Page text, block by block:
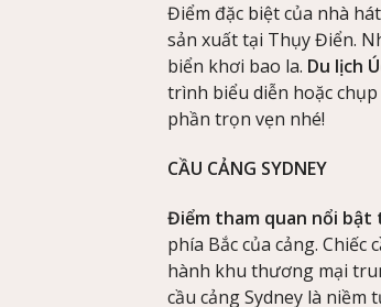
Điểm đặc biệt của nhà
sản xuất tại Thụy Điển.
biển khơi bao la. Du lịch
trình biểu diễn hoặc
phần trọn vẹn nhé!
CẦU CẢNG SYDNEY
Điểm tham quan nổi bật
phía Bắc của cảng.
hành khu thương mại
cầu cảng Sydney là niềm